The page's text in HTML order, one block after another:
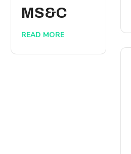
MS&C
READ MORE